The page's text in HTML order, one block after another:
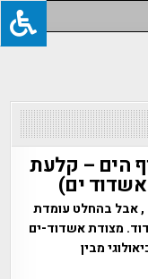
הים – קלעת
ים)
, אבל בהחלט עומדת
מצודת אשדוד-ים
מבין